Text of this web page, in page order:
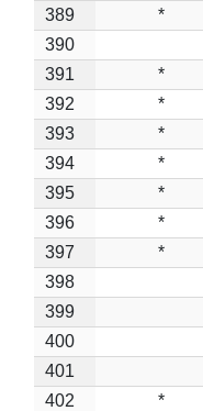
389
*
390
391
*
392
*
393
*
394
*
395
*
396
*
397
*
398
399
400
401
402
*